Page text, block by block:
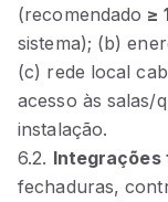
(recomendado ≥
sistema); (b)
(c) rede local
acesso às salas/
instalação.
6.2. Integrações
fechaduras,